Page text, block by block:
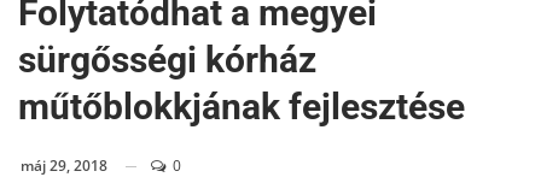
Folytatódhat a megyei
sürgősségi kórház
műtőblokkjának fejlesztése
máj 29, 2018 0